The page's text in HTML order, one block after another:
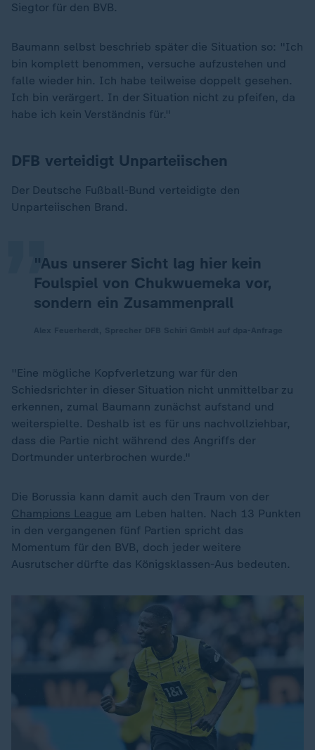
Siegtor für den BVB.
Baumann selbst beschrieb später die Situation so: "Ich
bin komplett benommen, versuche aufzustehen und
falle wieder hin. Ich habe teilweise doppelt gesehen.
Ich bin verärgert. In der Situation nicht zu pfeifen, da
habe ich kein Verständnis für."
DFB verteidigt Unparteiischen
Der Deutsche Fußball-Bund verteidigte den
Unparteiischen Brand.
"Aus unserer Sicht lag hier kein
Foulspiel von Chukwuemeka vor,
sondern ein Zusammenprall
„
"Eine mögliche Kopfverletzung war für den
Schiedsrichter in dieser Situation nicht unmittelbar zu
erkennen, zumal Baumann zunächst aufstand und
weiterspielte. Deshalb ist es für uns nachvollziehbar,
dass die Partie nicht während des Angriffs der
Dortmunder unterbrochen wurde."
Die Borussia kann damit auch den Traum von der
Champions League am Leben halten. Nach 13 Punkten
in den vergangenen fünf Partien spricht das
Momentum für den BVB, doch jeder weitere
Ausrutscher dürfte das Königsklassen-Aus bedeuten.